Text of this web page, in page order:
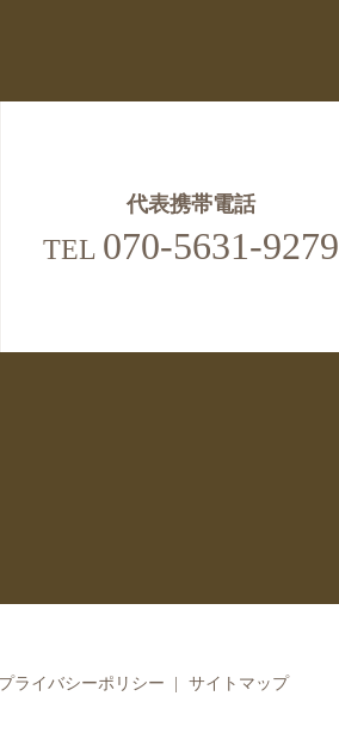
代表携帯電話
TEL 070-5631-9279
プライバシーポリシー サイトマップ